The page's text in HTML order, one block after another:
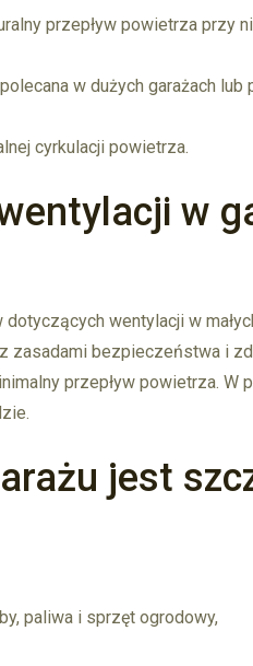
przepływ powietrza przy
w dużych garażach lub
cyrkulacji powietrza.
w
wentylacji w
zasadami bezpieczeństwa i
przepływ powietrza. W
jest
paliwa i sprzęt ogrodowy,